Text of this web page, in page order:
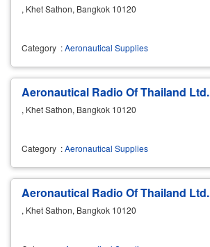
, Khet Sathon, Bangkok 10120
Category :Aeronautical Supplies
Aeronautical Radio Of Thailand Ltd.
, Khet Sathon, Bangkok 10120
Category :Aeronautical Supplies
Aeronautical Radio Of Thailand Ltd.
, Khet Sathon, Bangkok 10120